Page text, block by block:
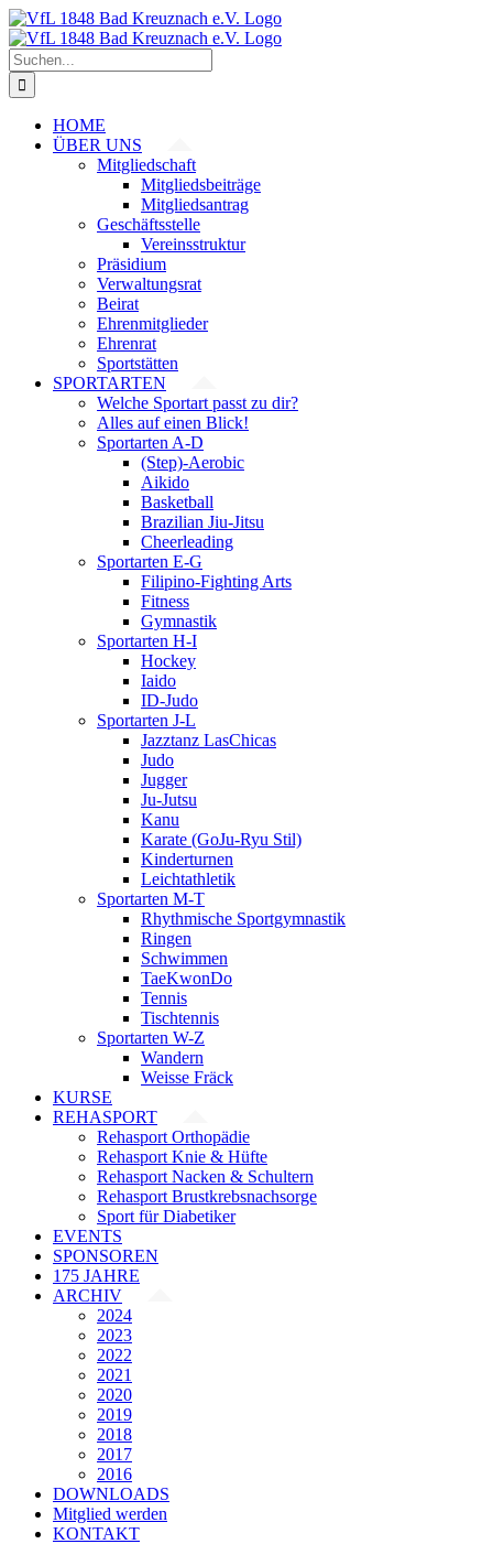
Zum
Inhalt
springen
Suche
nach:
HOME
ÜBER UNS
Mitgliedschaft
Mitgliedsbeiträge
Mitgliedsantrag
Geschäftsstelle
Vereinsstruktur
Präsidium
Verwaltungsrat
Beirat
Ehrenmitglieder
Ehrenrat
Sportstätten
SPORTARTEN
Welche Sportart passt zu dir?
Alles auf einen Blick!
Sportarten A-D
(Step)-Aerobic
Aikido
Basketball
Brazilian Jiu-Jitsu
Cheerleading
Sportarten E-G
Filipino-Fighting Arts
Fitness
Gymnastik
Sportarten H-I
Hockey
Iaido
ID-Judo
Sportarten J-L
Jazztanz LasChicas
Judo
Jugger
Ju-Jutsu
Kanu
Karate (GoJu-Ryu Stil)
Kinderturnen
Leichtathletik
Sportarten M-T
Rhythmische Sportgymnastik
Ringen
Schwimmen
TaeKwonDo
Tennis
Tischtennis
Sportarten W-Z
Wandern
Weisse Fräck
KURSE
REHASPORT
Rehasport Orthopädie
Rehasport Knie & Hüfte
Rehasport Nacken & Schultern
Rehasport Brustkrebsnachsorge
Sport für Diabetiker
EVENTS
SPONSOREN
175 JAHRE
ARCHIV
2024
2023
2022
2021
2020
2019
2018
2017
2016
DOWNLOADS
Mitglied werden
KONTAKT